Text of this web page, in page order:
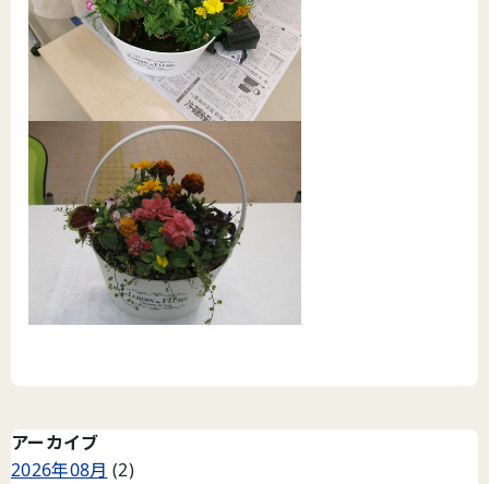
アーカイブ
2026年08月 (2)